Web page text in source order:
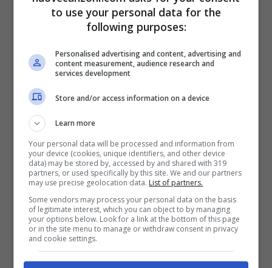
CD 1 [Inediti]
to use your personal data for the
following purposes:
Personalised advertising and content, advertising and
content measurement, audience research and
services development
Store and/or access information on a device
Learn more
Your personal data will be processed and information from
your device (cookies, unique identifiers, and other device
data) may be stored by, accessed by and shared with 319
partners, or used specifically by this site. We and our partners
may use precise geolocation data. List of partners.
Some vendors may process your personal data on the basis
of legitimate interest, which you can object to by managing
your options below. Look for a link at the bottom of this page
or in the site menu to manage or withdraw consent in privacy
and cookie settings.